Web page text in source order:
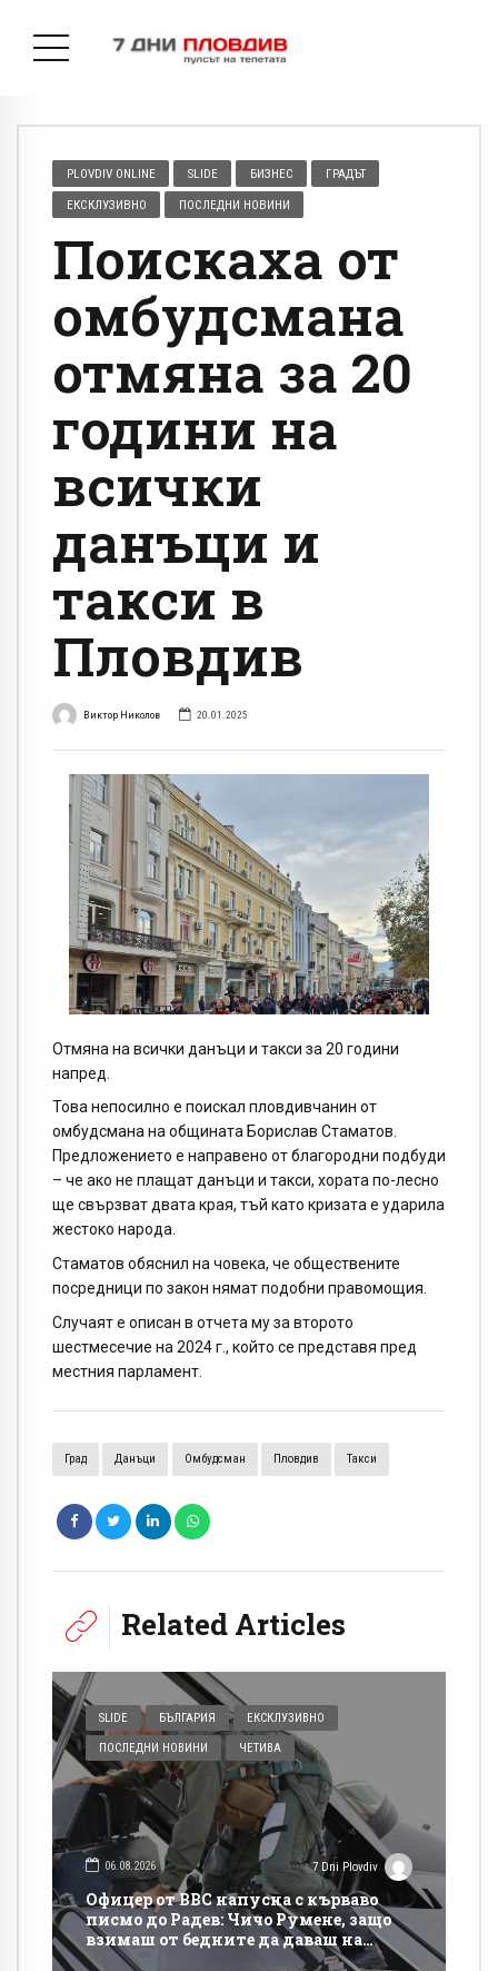
PLOVDIV ONLINE SLIDE БИЗНЕС ГРАДЪТ
ЕКСКЛУЗИВНО ПОСЛЕДНИ НОВИНИ
Поискаха от
омбудсмана
отмяна за 20
години на
всички
данъци и
такси в
Пловдив
Виктор Николов 20.01.2025
Отмяна на всички данъци и такси за 20 години
напред.
Това непосилно е поискал пловдивчанин от
омбудсмана на общината Борислав Стаматов.
Предложението е направено от благородни подбуди
– че ако не плащат данъци и такси, хората по-лесно
ще свързват двата края, тъй като кризата е ударила
жестоко народа.
Стаматов обяснил на човека, че обществените
посредници по закон нямат подобни правомощия.
Случаят е описан в отчета му за второто
шестмесечие на 2024 г., който се представя пред
местния парламент.
Град Данъци Омбудсман Пловдив Такси
Related Articles
SLIDE БЪЛГАРИЯ ЕКСКЛУЗИВНО
ПОСЛЕДНИ НОВИНИ ЧЕТИВА
06.08.2026 7 Dni Plovdiv
Офицер от ВВС напусна с кърваво
писмо до Радев: Чичо Румене, защо
взимаш от бедните да даваш на
богатите?